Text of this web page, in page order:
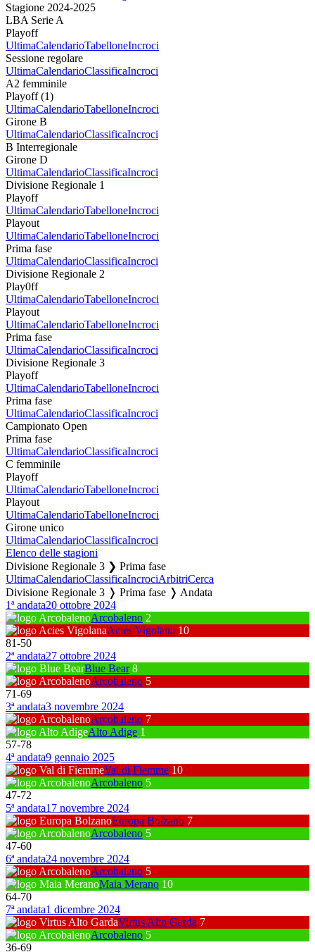
Stagione 2024-2025
LBA Serie A
Playoff
UltimaCalendarioTabelloneIncroci
Sessione regolare
UltimaCalendarioClassificaIncroci
A2 femminile
Playoff (1)
UltimaCalendarioTabelloneIncroci
Girone B
UltimaCalendarioClassificaIncroci
B Interregionale
Girone D
UltimaCalendarioClassificaIncroci
Divisione Regionale 1
Playoff
UltimaCalendarioTabelloneIncroci
Playout
UltimaCalendarioTabelloneIncroci
Prima fase
UltimaCalendarioClassificaIncroci
Divisione Regionale 2
Play0ff
UltimaCalendarioTabelloneIncroci
Playout
UltimaCalendarioTabelloneIncroci
Prima fase
UltimaCalendarioClassificaIncroci
Divisione Regionale 3
Playoff
UltimaCalendarioTabelloneIncroci
Prima fase
UltimaCalendarioClassificaIncroci
Campionato Open
Prima fase
UltimaCalendarioClassificaIncroci
C femminile
Playoff
UltimaCalendarioTabelloneIncroci
Playout
UltimaCalendarioTabelloneIncroci
Girone unico
UltimaCalendarioClassificaIncroci
Elenco delle stagioni
Divisione Regionale 3 ❯ Prima fase
UltimaCalendarioClassificaIncrociArbitriCerca
Divisione Regionale 3 ❭ Prima fase ❭ Andata
1ª andata20 ottobre 2024
Arcobaleno 2
Acies Vigolana 10
81-50
2ª andata27 ottobre 2024
Blue Bear 8
Arcobaleno 5
71-69
3ª andata3 novembre 2024
Arcobaleno 7
Alto Adige 1
57-78
4ª andata9 gennaio 2025
Val di Fiemme 10
Arcobaleno 5
47-72
5ª andata17 novembre 2024
Europa Bolzano 7
Arcobaleno 5
47-60
6ª andata24 novembre 2024
Arcobaleno 5
Maia Merano 10
64-70
7ª andata1 dicembre 2024
Virtus Alto Garda 7
Arcobaleno 5
36-69